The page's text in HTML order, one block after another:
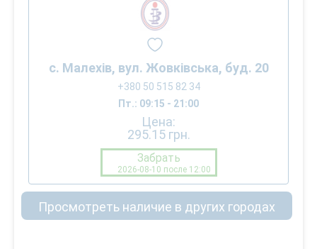
с. Малехів, вул. Жовківська, буд. 20
+380 50 515 82 34
Пт.: 09:15 - 21:00
Цена:
295.15 грн.
Забрать
2026-08-10 после 12:00
Просмотреть наличие в других городах